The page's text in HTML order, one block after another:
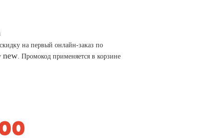
на первый онлайн-заказ по
new. Промокод применяется в корзине